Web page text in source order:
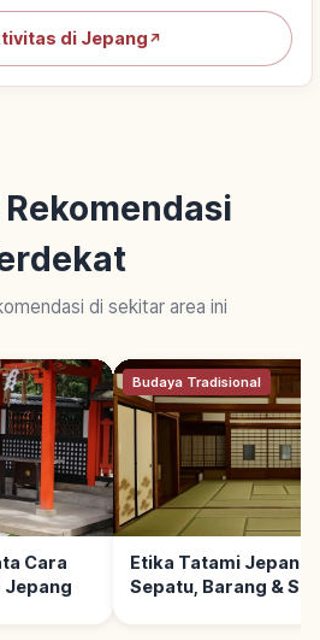
di Jepang↗
di sekitar area ini
Cara
Jepang
Budaya Tradisional
Etika Tatami
Sepatu, Barang &